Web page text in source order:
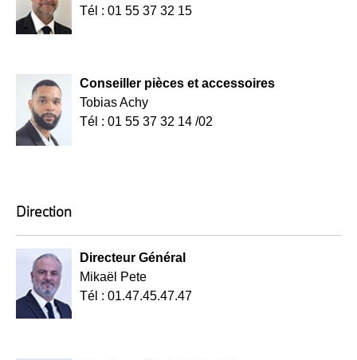
Tél : 01 55 37 32 15
Conseiller pièces et accessoires
Tobias Achy
Tél : 01 55 37 32 14 /02
Direction
Directeur Général
Mikaël Pete
Tél : 01.47.45.47.47